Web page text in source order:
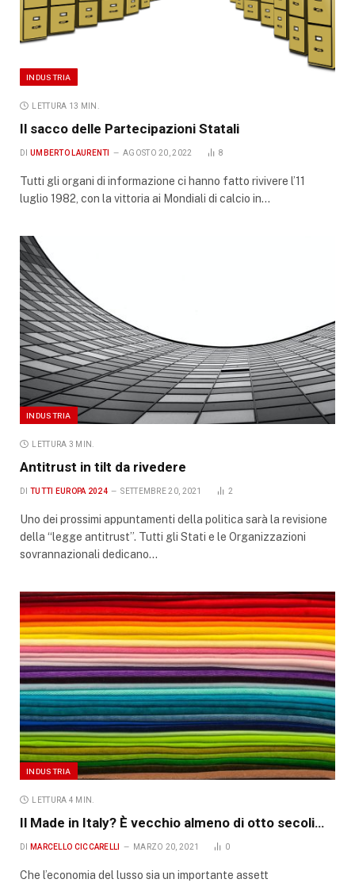
INDUSTRIA
LETTURA 13 MIN.
Il sacco delle Partecipazioni Statali
DI UMBERTO LAURENTI AGOSTO 20, 2022 8
Tutti gli organi di informazione ci hanno fatto rivivere l’11
luglio 1982, con la vittoria ai Mondiali di calcio in…
INDUSTRIA
LETTURA 3 MIN.
Antitrust in tilt da rivedere
DI TUTTI EUROPA 2024 SETTEMBRE 20, 2021 2
Uno dei prossimi appuntamenti della politica sarà la revisione
della “legge antitrust”. Tutti gli Stati e le Organizzazioni
sovrannazionali dedicano…
INDUSTRIA
LETTURA 4 MIN.
Il Made in Italy? È vecchio almeno di otto secoli…
DI MARCELLO CICCARELLI MARZO 20, 2021 0
Che l’economia del lusso sia un importante assett